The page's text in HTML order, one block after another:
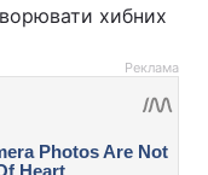
хибних
Реклама